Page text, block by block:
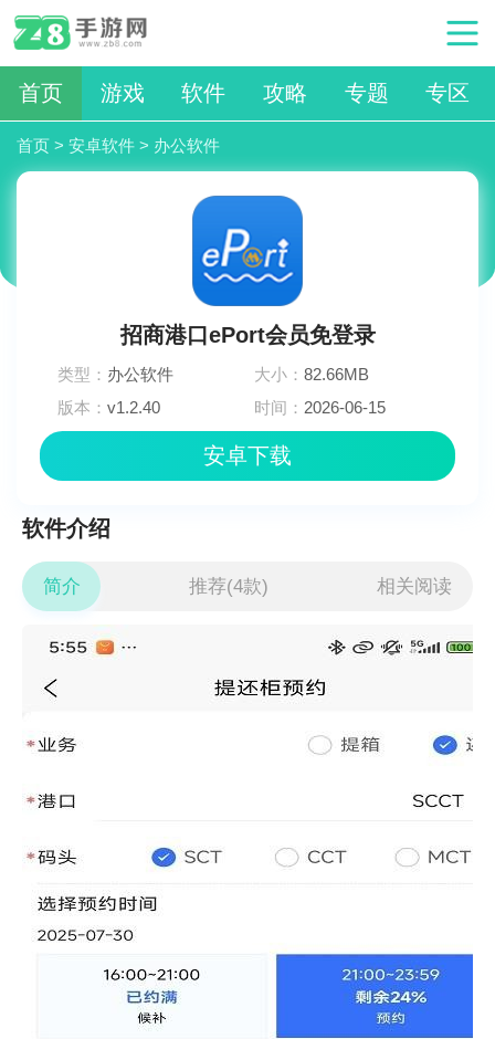
首页 游戏 软件 攻略 专题 专区
首页 > 安卓软件 > 办公软件
招商港口ePort会员免登录
类型： 办公软件 大小：82.66MB
版本：v1.2.40 时间： 2026-06-15
安卓下载
软件介绍
简介 推荐(4款) 相关阅读